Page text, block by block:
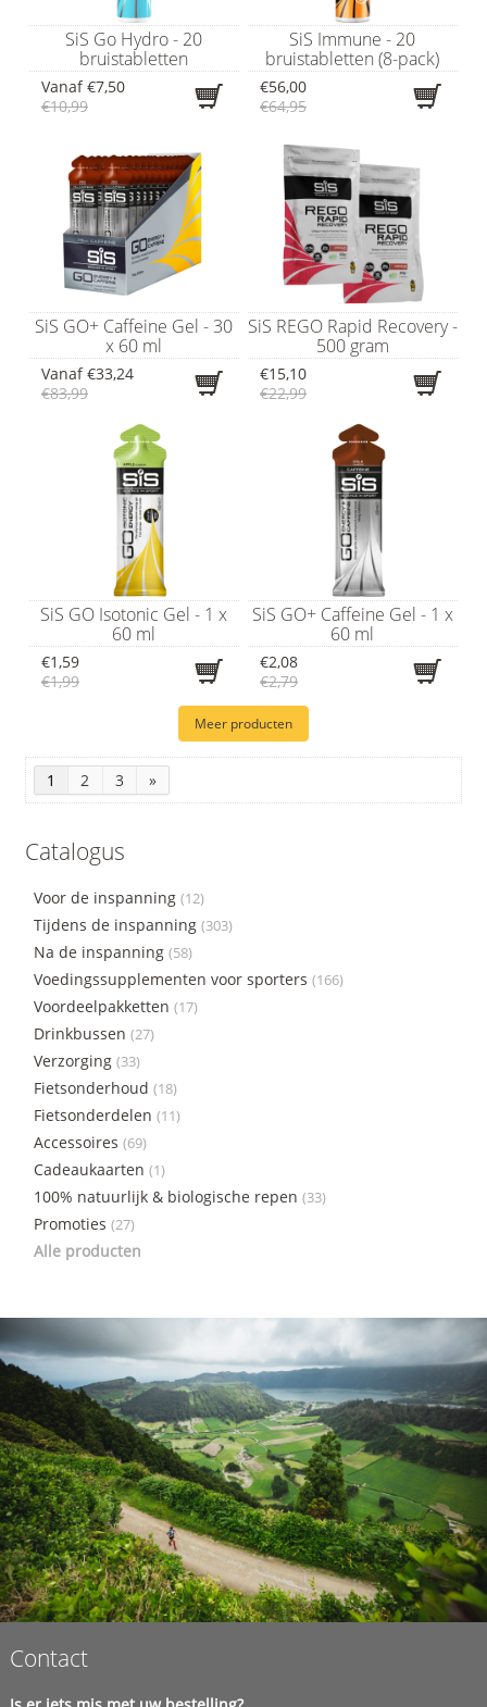
SiS Go Hydro - 20
bruistabletten
Vanaf€7,50
€10,99
SiS Immune - 20
bruistabletten (8-pack)
€56,00
€64,95
SiS GO+ Caffeine Gel - 30
x 60 ml
Vanaf€33,24
€83,99
SiS REGO Rapid Recovery -
500 gram
€15,10
€22,99
SiS GO Isotonic Gel - 1 x
60 ml
€1,59
€1,99
SiS GO+ Caffeine Gel - 1 x
60 ml
€2,08
€2,79
Meer producten
1 2 3 »
Catalogus
Voor de inspanning (12)
Tijdens de inspanning (303)
Na de inspanning (58)
Voedingssupplementen voor sporters (166)
Voordeelpakketten (17)
Drinkbussen (27)
Verzorging (33)
Fietsonderhoud (18)
Fietsonderdelen (11)
Accessoires (69)
Cadeaukaarten (1)
100% natuurlijk & biologische repen (33)
Promoties (27)
Alle producten
Contact